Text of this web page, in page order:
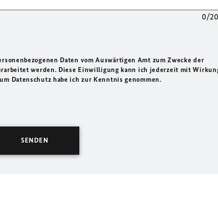
0/
Daten vom Auswärtigen Amt zum Zwecke der
werden. Diese Einwilligung kann ich jederzeit mit
Datenschutz habe ich zur Kenntnis genommen.